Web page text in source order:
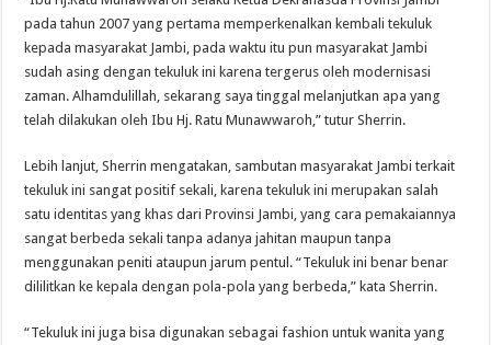
pada tahun 2007 yang pertama memperkenalkan kembali tekuluk
kepada masyarakat Jambi, pada waktu itu pun masyarakat Jambi
sudah asing dengan tekuluk ini karena tergerus oleh modernisasi
zaman. Alhamdulillah, sekarang saya tinggal melanjutkan apa yang
telah dilakukan oleh Ibu Hj. Ratu Munawwaroh,” tutur Sherrin.
Lebih lanjut, Sherrin mengatakan, sambutan masyarakat Jambi terkait
tekuluk ini sangat positif sekali, karena tekuluk ini merupakan salah
satu identitas yang khas dari Provinsi Jambi, yang cara pemakaiannya
sangat berbeda sekali tanpa adanya jahitan maupun tanpa
menggunakan peniti ataupun jarum pentul. “Tekuluk ini benar benar
dililitkan ke kepala dengan pola-pola yang berbeda,” kata Sherrin.
“Tekuluk ini juga bisa digunakan sebagai fashion untuk wanita yang